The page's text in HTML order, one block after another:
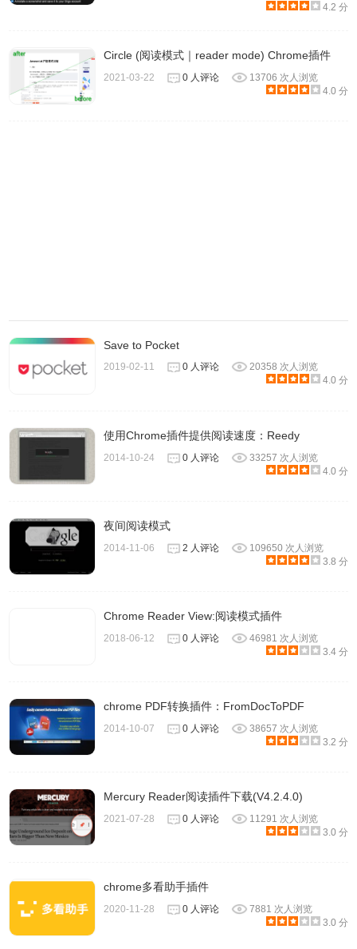
7、下图是切换到深蓝色布景主题、文字大小为 Medium 的
状态下，颜色不会太深，浏览上也不像白色那么刺眼、难以
8、如果你偏好深色模式，那么黑色的布景主题也是个不错的
选择，不过在文字上就会以白色呈现，可能对有些人来说黑
主，经过几次调整我仍偏好白色主题背景，而字体大小部分
我会选择稍大，阅读较为舒适。
4.2 分
Circle (阅读模式｜reader mode) Chrome插件
2021-03-22 0 人评论
13706 次人浏览
4.0 分
Save to Pocket
2019-02-11 0 人评论
20358 次人浏览
4.0 分
使用Chrome插件提供阅读速度：Reedy
2014-10-24 0 人评论
33257 次人浏览
4.0 分
夜间阅读模式
2014-11-06 2 人评论
109650 次人浏览
3.8 分
Chrome Reader View:阅读模式插件
2018-06-12 0 人评论
46981 次人浏览
3.4 分
chrome PDF转换插件：FromDocToPDF
2014-10-07 0 人评论
38657 次人浏览
3.2 分
Mercury Reader阅读插件下载(V4.2.4.0)
2021-07-28 0 人评论
11291 次人浏览
3.0 分
chrome多看助手插件
2020-11-28 0 人评论
7881 次人浏览
3.0 分